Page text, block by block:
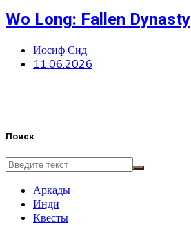
Wo Long: Fallen Dynasty
Иосиф Сид
11.06.2026
Поиск
Аркады
Инди
Квесты